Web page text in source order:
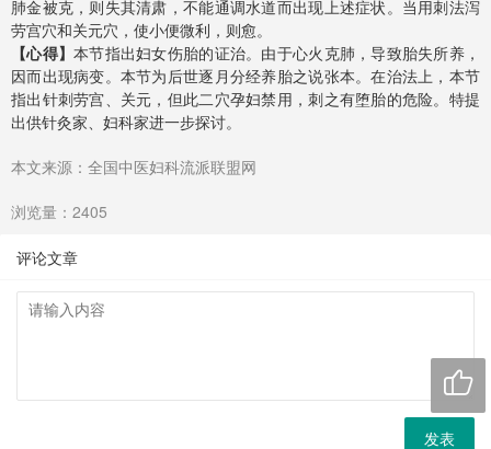
肺金被克，则失其清肃，不能通调水道而出现上述症状。当用刺法泻
劳宫穴和关元穴，使小便微利，则愈。
【心得】本节指出妇女伤胎的证治。由于心火克肺，导致胎失所养，
因而出现病变。本节为后世逐月分经养胎之说张本。在治法上，本节
指出针刺劳宫、关元，但此二穴孕妇禁用，刺之有堕胎的危险。特提
出供针灸家、妇科家进一步探讨。
本文来源：全国中医妇科流派联盟网
浏览量：2405
评论文章
发表
